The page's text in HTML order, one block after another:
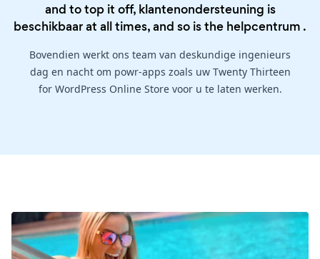
and to top it off, klantenondersteuning is
beschikbaar at all times, and so is the helpcentrum .
Bovendien werkt ons team van deskundige ingenieurs
dag en nacht om powr-apps zoals uw Twenty Thirteen
for WordPress Online Store voor u te laten werken.